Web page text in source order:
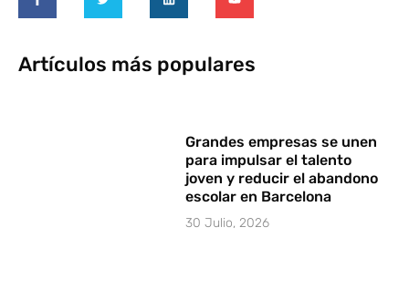
Artículos más populares
Grandes empresas se unen
para impulsar el talento
joven y reducir el abandono
escolar en Barcelona
30 Julio, 2026